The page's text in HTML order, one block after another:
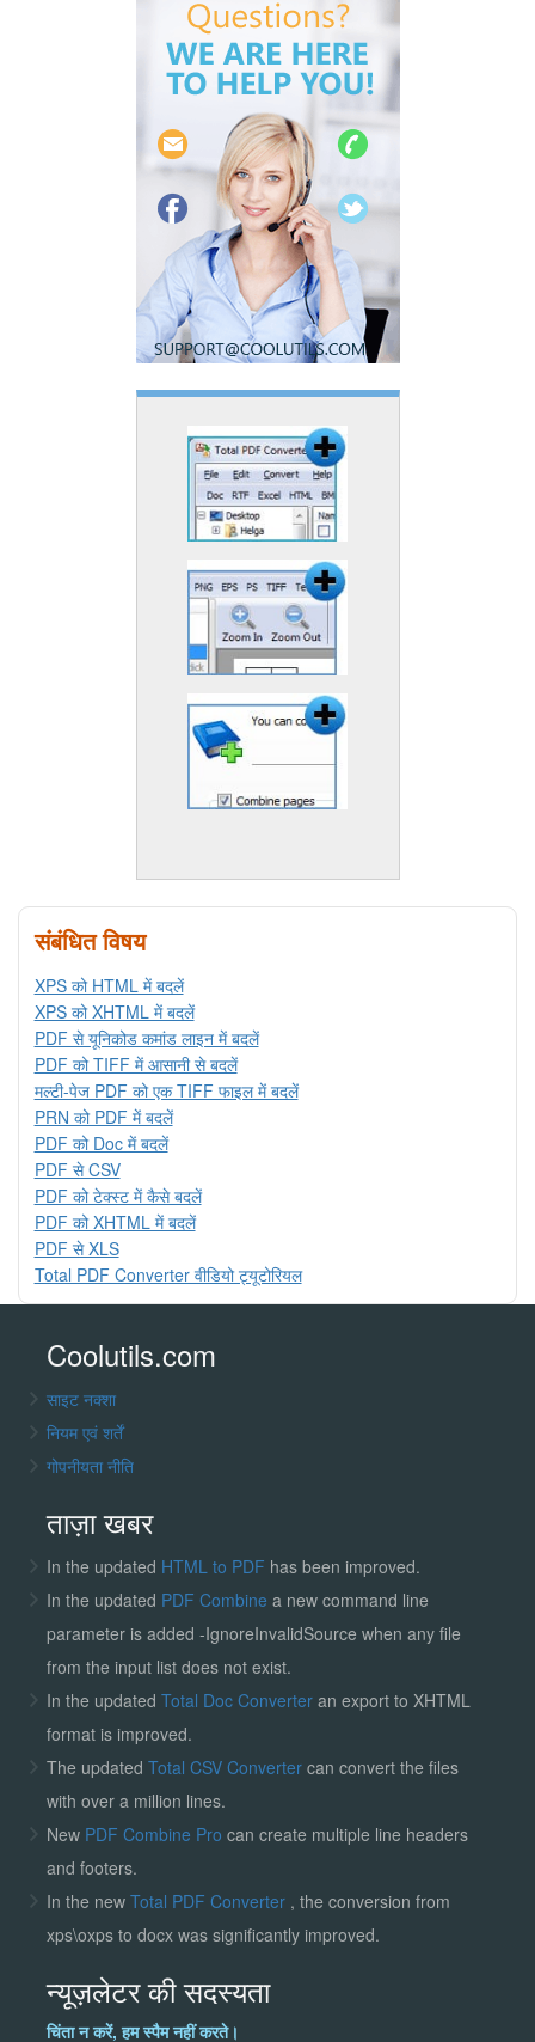
संबंधित विषय
XPS को HTML में बदलें
XPS को XHTML में बदलें
PDF से यूनिकोड कमांड लाइन में बदलें
PDF को TIFF में आसानी से बदलें
मल्टी-पेज PDF को एक TIFF फाइल में बदलें
PRN को PDF में बदलें
PDF को Doc में बदलें
PDF से CSV
PDF को टेक्स्ट में कैसे बदलें
PDF को XHTML में बदलें
PDF से XLS
Total PDF Converter वीडियो ट्यूटोरियल
Coolutils.com
साइट नक्शा
नियम एवं शर्तें
गोपनीयता नीति
ताज़ा खबर
In the updated HTML to PDF has been improved.
In the updated PDF Combine a new command line
parameter is added -IgnoreInvalidSource when any file
from the input list does not exist.
In the updated Total Doc Converter an export to XHTML
format is improved.
The updated Total CSV Convertercan convert the files
with over a million lines.
New PDF Combine Pro can create multiple line headers
and footers.
In the new Total PDF Converter , the conversion from
xps\oxps to docx was significantly improved.
न्यूज़लेटर की सदस्यता
चिंता न करें, हम स्पैम नहीं करते।